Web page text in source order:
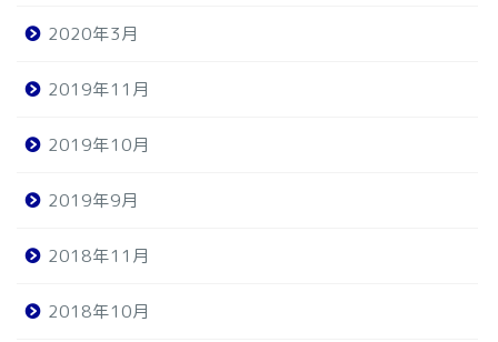
2020年3月
2019年11月
2019年10月
2019年9月
2018年11月
2018年10月